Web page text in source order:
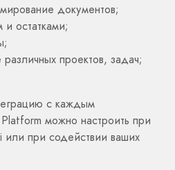
документов;
остатками;
проектов, задач;
с каждым
можно настроить при
при содействии ваших